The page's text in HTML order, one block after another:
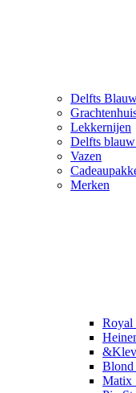
Delfts
Lekkernijen
Delfts
Vazen
Merken
Royal
Blond
Matix